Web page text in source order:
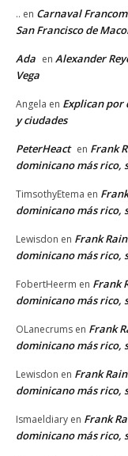
.. en Carnaval
San Francisco de
Ada en Alexander
Vega
Angela en Explican por
y ciudades
PeterHeact en Frank
dominicano más rico,
TimsothyEtema en
dominicano más rico,
Lewisdon en Frank
dominicano más rico,
FobertHeerm en Frank
dominicano más rico,
OLanecrums en Frank
dominicano más rico,
Lewisdon en Frank
dominicano más rico,
Ismaeldiary en Frank
dominicano más rico,